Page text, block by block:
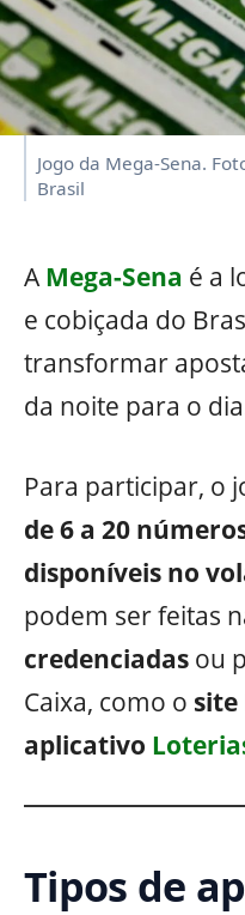
Jogo da Mega-Sena.
Brasil
AMega-Sena é a
e cobiçada do
transformar
da noite para o
Para participar, o
de 6 a 20
disponíveis no
podem ser feitas
credenciadas ou
Caixa, como o site
aplicativo
Tipos de